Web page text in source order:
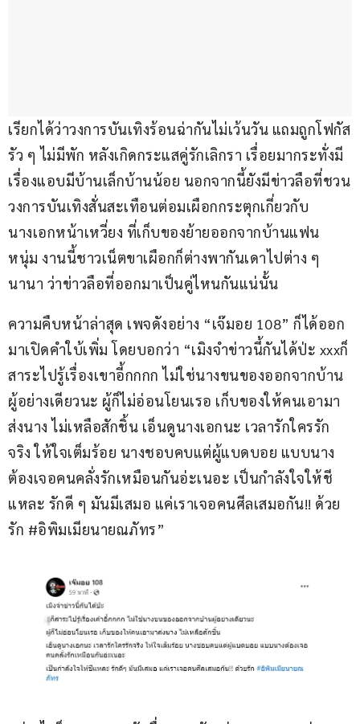
เรียกได้ว่าวงการบันเทิงร้อนฉ่ากันไม่เว้นวัน แถมถูกโฟกัส
รัว ๆ ไม่มีพัก หลังเกิดกระแสคู่รักเลิกรา เรื่อยมากระทั่งมี
เรื่องแอบมีบ้านเล็กบ้านน้อย นอกจากนี้ยังมีข่าวลือที่ชวน
วงการบันเทิงสั่นสะเทือนต่อมเผือกกระตุกเกี่ยวกับ
นางเอกหน้าเหวี่ยง ที่เก็บของย้ายออกจากบ้านแฟน
หนุ่ม งานนี้ชาวเน็ตขาเผือกก็ต่างพากันเดาไปต่าง ๆ
นานา ว่าข่าวลือที่ออกมาเป็นคู่ไหนกันแน่นั้น
ความคืบหน้าล่าสุด เพจดังอย่าง “เจ๊มอย 108” ก็ได้ออก
มาเปิดคำใบ้เพิ่ม โดยบอกว่า “เมิงจำข่าวนี้กันได้ป่ะ xxxก็
สาระไปรู้เรื่องเขาอี้กกกก ไม่ใช่นางขนของออกจากบ้าน
ผู้อย่างเดียวนะ ผู้ก็ไม่อ่อนโยนเรอ เก็บของให้คนเอามา
ส่งนาง ไม่เหลือสักชิ้น เอ็นดูนางเอกนะ เวลารักใครรัก
จริง ให้ใจเต็มร้อย นางชอบคบแต่ผู้แบดบอย แบบนาง
ต้องเจอคนคลั่งรักเหมือนกันอ่ะเนอะ เป็นกำลังใจให้ชี
แหละ รักดี ๆ มันมีเสมอ แค่เราเจอคนศีลเสมอกัน!! ด้วย
รัก #อิพิมเมียนายณภัทร”